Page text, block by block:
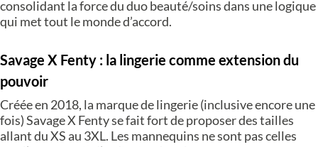
consolidant la force du duo beauté/soins dans une logique
qui met tout le monde d’accord.
Savage X Fenty : la lingerie comme extension du
pouvoir
Créée en 2018, la marque de lingerie (inclusive encore une
fois) Savage X Fenty se fait fort de proposer des tailles
allant du XS au 3XL. Les mannequins ne sont pas celles